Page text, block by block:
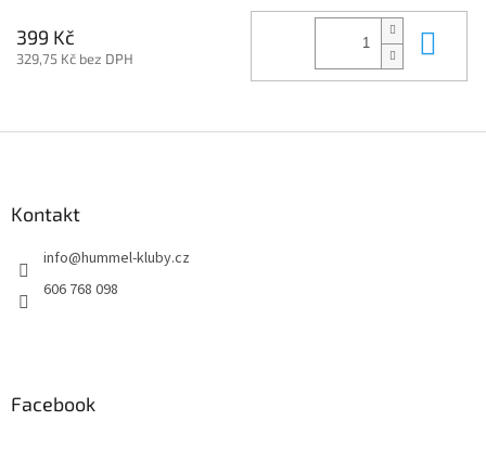
399 Kč
329,75 Kč bez DPH
Kontakt
info@hummel-kluby.cz
606 768 098
Facebook